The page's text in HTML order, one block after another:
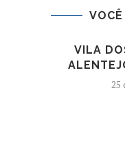
VILA
25